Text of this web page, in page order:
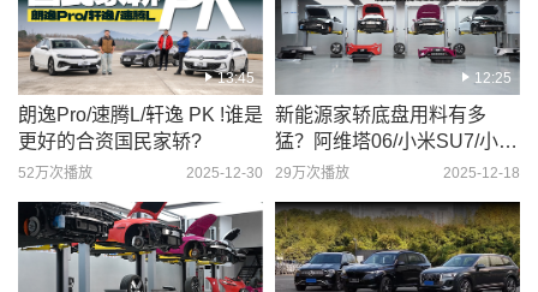
13:45
朗逸Pro/速腾L/轩逸 PK !谁是
更好的合资国民家轿?
2025-12-30
52万次播放
12:25
新能源家轿底盘用料有多
猛？阿维塔06/小米SU7/小鹏
P7/极氪007GT
2025-12-18
29万次播放